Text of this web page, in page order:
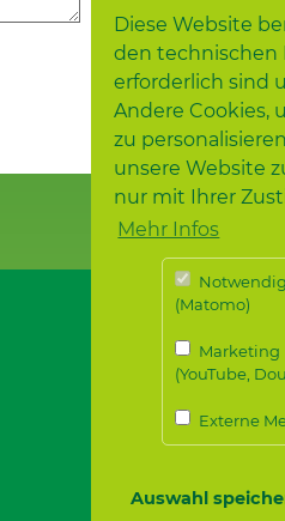
Diese Website
den technischen
erforderlich sind
Andere Cookies,
zu
unsere Website
nur mit Ihrer
Mehr Infos
Notwendig
(Matomo)
Marketing
(YouTube,
Externe
Auswahl